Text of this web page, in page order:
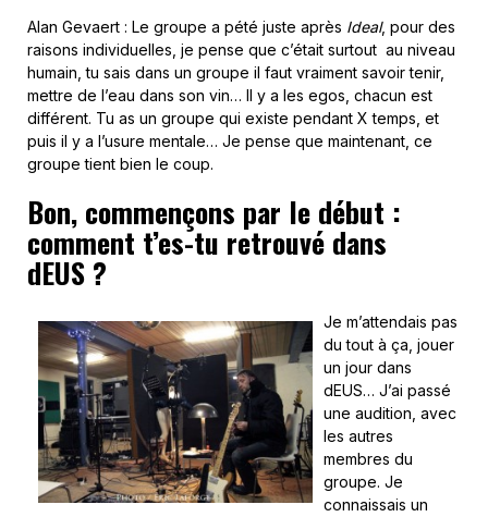
Alan Gevaert : Le groupe a pété juste après Ideal, pour des
raisons individuelles, je pense que c’était surtout au niveau
humain, tu sais dans un groupe il faut vraiment savoir tenir,
mettre de l’eau dans son vin… Il y a les egos, chacun est
différent. Tu as un groupe qui existe pendant X temps, et
puis il y a l’usure mentale… Je pense que maintenant, ce
groupe tient bien le coup.
Bon, commençons par le début :
comment t’es-tu retrouvé dans
dEUS ?
Je m’attendais pas
du tout à ça, jouer
un jour dans
dEUS… J’ai passé
une audition, avec
les autres
membres du
groupe. Je
connaissais un